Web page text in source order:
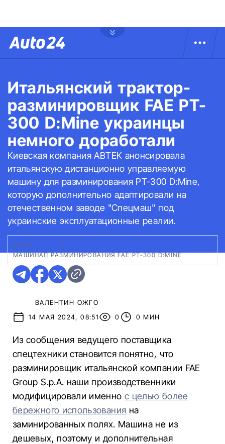
Итальянский трактор-
разминировщик FAE PT-
300 D:Mine украинцы
немного доработали
Киевская компания АВТЕК анонсировала
итальянскую дистанционно управляемую
машину для разминирования PT-300 D:Mine,
которую дополнительно адаптировали на
отечественном заводе "Спецмаш" под
украинские эксплуатационные реалии.
ФОТО:
МАШИНАП РАЗМИНИРОВАНИЯ FAE PT-300 D:MINE
ВАЛЕНТИН ОЖГО
14 МАЯ 2024, 08:51
0 0 МИН
Из сообщения ведущего поставщика
спецтехники становится понятно, что
разминировщик итальянской компании FAE
Group S.p.A. наши производственники
модифицировали именно с целью более
бережного использования на
заминированных полях. Машина не из
дешевых, поэтому и дополнительная